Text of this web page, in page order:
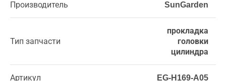
Производитель SunGarden
Тип запчасти
прокладка
головки
цилиндра
Артикул EG-H169-A05